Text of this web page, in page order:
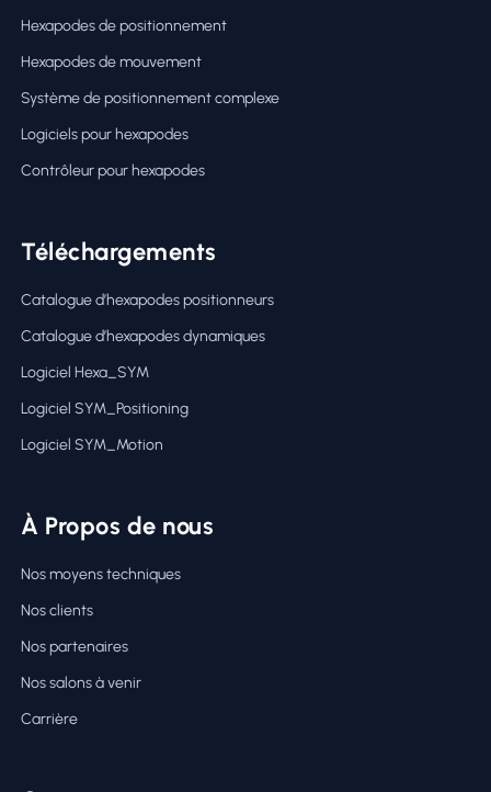
Hexapodes de positionnement
Hexapodes de mouvement
Système de positionnement complexe
Logiciels pour hexapodes
Contrôleur pour hexapodes
Téléchargements
Catalogue d’hexapodes positionneurs
Catalogue d’hexapodes dynamiques
Logiciel Hexa_SYM
Logiciel SYM_Positioning
Logiciel SYM_Motion
À Propos de nous
Nos moyens techniques
Nos clients
Nos partenaires
Nos salons à venir
Carrière